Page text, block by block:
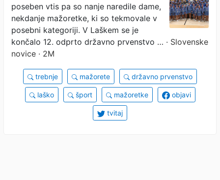
poseben vtis pa so nanje naredile dame,
nekdanje mažoretke, ki so tekmovale v
posebni kategoriji. V Laškem se je
končalo 12. odprto državno prvenstvo … · Slovenske
novice · 2M
trebnje mažorete državno prvenstvo
laško šport mažoretke objavi
tvitaj